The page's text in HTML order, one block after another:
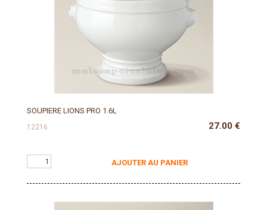
SOUPIERE LIONS PRO 1.6L
12216 27.00 €
AJOUTER AU PANIER